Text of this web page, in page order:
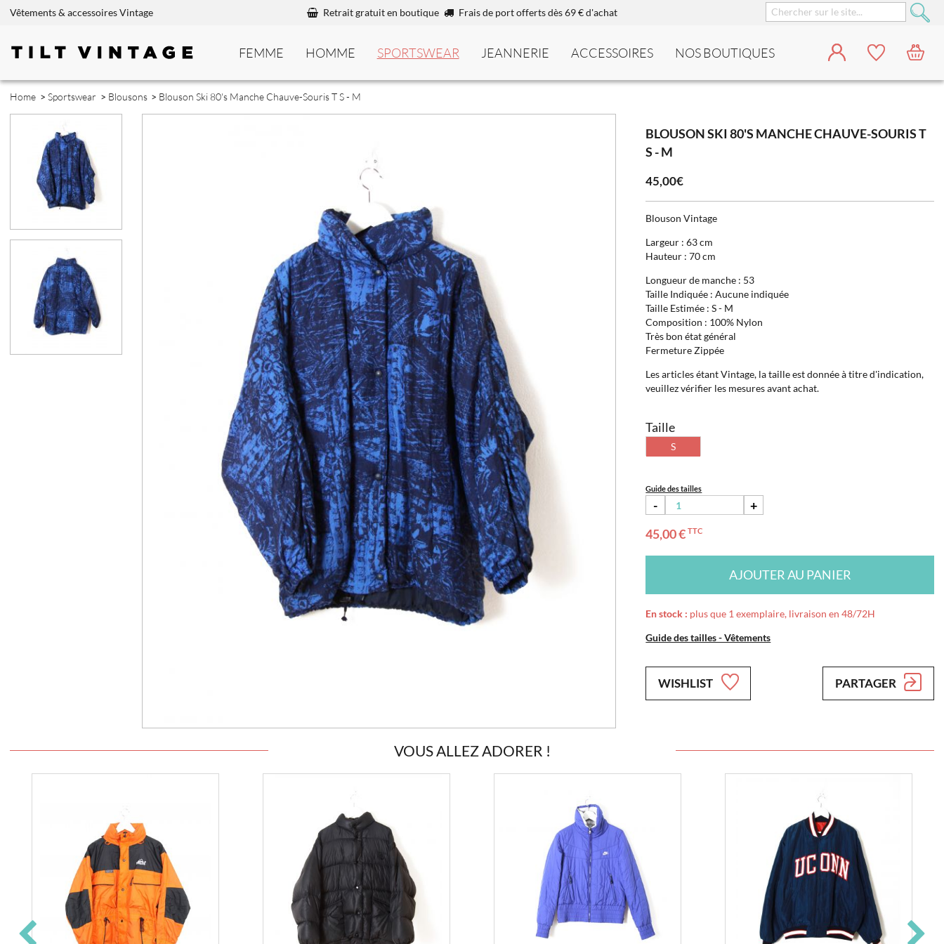
Vêtements & accessoires Vintage Retrait gratuit en boutique Frais de port offerts dès 69 € d'achat
FEMME HOMME SPORTSWEAR JEANNERIE ACCESSOIRES NOS BOUTIQUES
Home > Sportswear > Blousons > Blouson Ski 80's Manche Chauve-Souris T S - M
BLOUSON SKI 80'S MANCHE CHAUVE-SOURIS T
S - M
45,00€
Blouson Vintage
Largeur : 63 cm
Hauteur : 70 cm
Longueur de manche : 53
Taille Indiquée : Aucune indiquée
Taille Estimée : S - M
Composition : 100% Nylon
Très bon état général
Fermeture Zippée
Les articles étant Vintage, la taille est donnée à titre d'indication,
veuillez vérifier les mesures avant achat.
Taille
S
Guide des tailles
-
+
45,00 €TTC
AJOUTER AU PANIER
En stock : plus que 1 exemplaire, livraison en 48/72H
Guide des tailles - Vêtements
WISHLIST PARTAGER
VOUS ALLEZ ADORER !